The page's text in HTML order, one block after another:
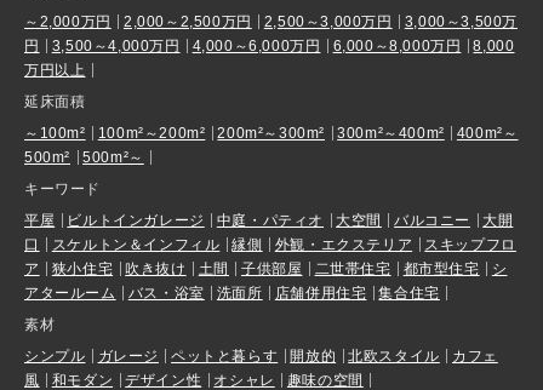
～2,000万円
2,000～2,500万円 2,500～3,000万円
3,000～3,500万
円
3,500～4,000万円 4,000～6,000万円 6,000～8,000万円
8,000
万円以上
延床面積
～100m²
100m²～200m² 200m²～300m² 300m²～400m²
400m²～
500m²
500m²～
キーワード
平屋
ビルトインガレージ 中庭・パティオ 大空間 バルコニー
大開
口
スケルトン＆インフィル 縁側 外観・エクステリア
スキップフロ
ア
狭小住宅 吹き抜け 土間 子供部屋 二世帯住宅 都市型住宅
シ
アタールーム
バス・浴室 洗面所 店舗併用住宅
集合住宅
素材
シンプル
ガレージ ペットと暮らす 開放的 北欧スタイル
カフェ
風
和モダン デザイン性 オシャレ 趣味の空間